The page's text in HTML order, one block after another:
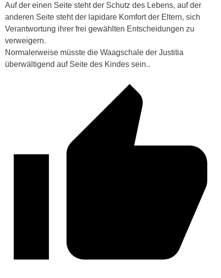
Auf der einen Seite steht der Schutz des Lebens, auf der
anderen Seite steht der lapidare Komfort der Eltern, sich
Verantwortung ihrer frei gewählten Entscheidungen zu
verweigern.
Normalerweise müsste die Waagschale der Justitia
überwältigend auf Seite des Kindes sein..